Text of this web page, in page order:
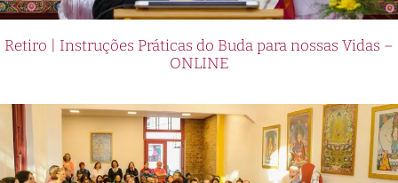
Retiro | Instruções Práticas do Buda para nossas Vidas –
ONLINE